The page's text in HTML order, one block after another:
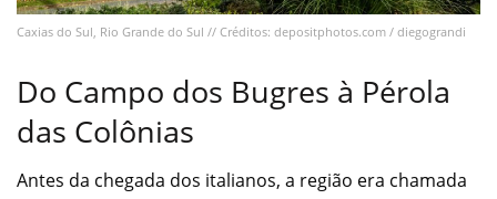
Caxias do Sul, Rio Grande do Sul // Créditos: depositphotos.com / diegograndi
Do Campo dos Bugres à Pérola
das Colônias
Antes da chegada dos italianos, a região era chamada